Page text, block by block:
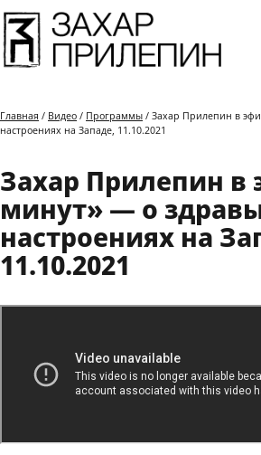
Главная / Видео / Программы / Захар Прилепин в
настроениях на Западе, 11.10.2021
Захар Прилепин в
минут» — о
настроениях на
11.10.2021